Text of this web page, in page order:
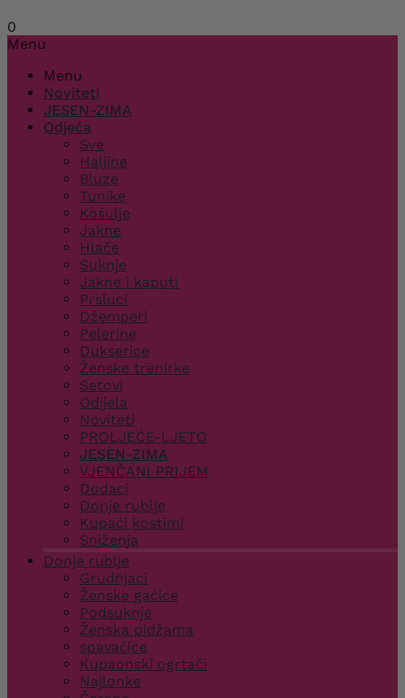
0
Menu
Menu
Noviteti
JESEN-ZIMA
Odjeća
Sve
Haljine
Bluze
Tunike
Košulje
Jakne
Hlače
Suknje
Jakne i kaputi
Prsluci
Džemperi
Pelerine
Dukserice
Ženske trenirke
Setovi
Odijela
Noviteti
PROLJEĆE-LJETO
JESEN-ZIMA
VJENČANI PRIJEM
Dodaci
Donje rublje
Kupaći kostimi
Sniženja
Donje rublje
Grudnjaci
Ženske gaćice
Podsuknje
Ženska pidžama
spavaćice
Kupaonski ogrtači
Najlonke